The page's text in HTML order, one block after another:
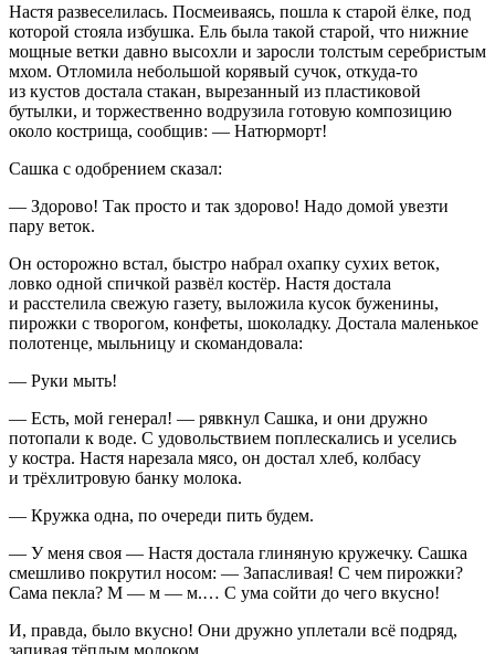
Настя развеселилась. Посмеиваясь, пошла к старой ёлке, под
которой стояла избушка. Ель была такой старой, что нижние
мощные ветки давно высохли и заросли толстым серебристым
мхом. Отломила небольшой корявый сучок, откуда-то
из кустов достала стакан, вырезанный из пластиковой
бутылки, и торжественно водрузила готовую композицию
около кострища, сообщив: — Натюрморт!
Сашка с одобрением сказал:
— Здорово! Так просто и так здорово! Надо домой увезти
пару веток.
Он осторожно встал, быстро набрал охапку сухих веток,
ловко одной спичкой развёл костёр. Настя достала
и расстелила свежую газету, выложила кусок буженины,
пирожки с творогом, конфеты, шоколадку. Достала маленькое
полотенце, мыльницу и скомандовала:
— Руки мыть!
— Есть, мой генерал! — рявкнул Сашка, и они дружно
потопали к воде. С удовольствием поплескались и уселись
у костра. Настя нарезала мясо, он достал хлеб, колбасу
и трёхлитровую банку молока.
— Кружка одна, по очереди пить будем.
— У меня своя — Настя достала глиняную кружечку. Сашка
смешливо покрутил носом: — Запасливая! С чем пирожки?
Сама пекла? М — м — м.… С ума сойти до чего вкусно!
И, правда, было вкусно! Они дружно уплетали всё подряд,
запивая тёплым молоком.